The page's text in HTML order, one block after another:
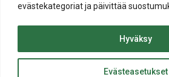
evästekategoriat ja päivittää
Evästeasetukset
Hyväksy